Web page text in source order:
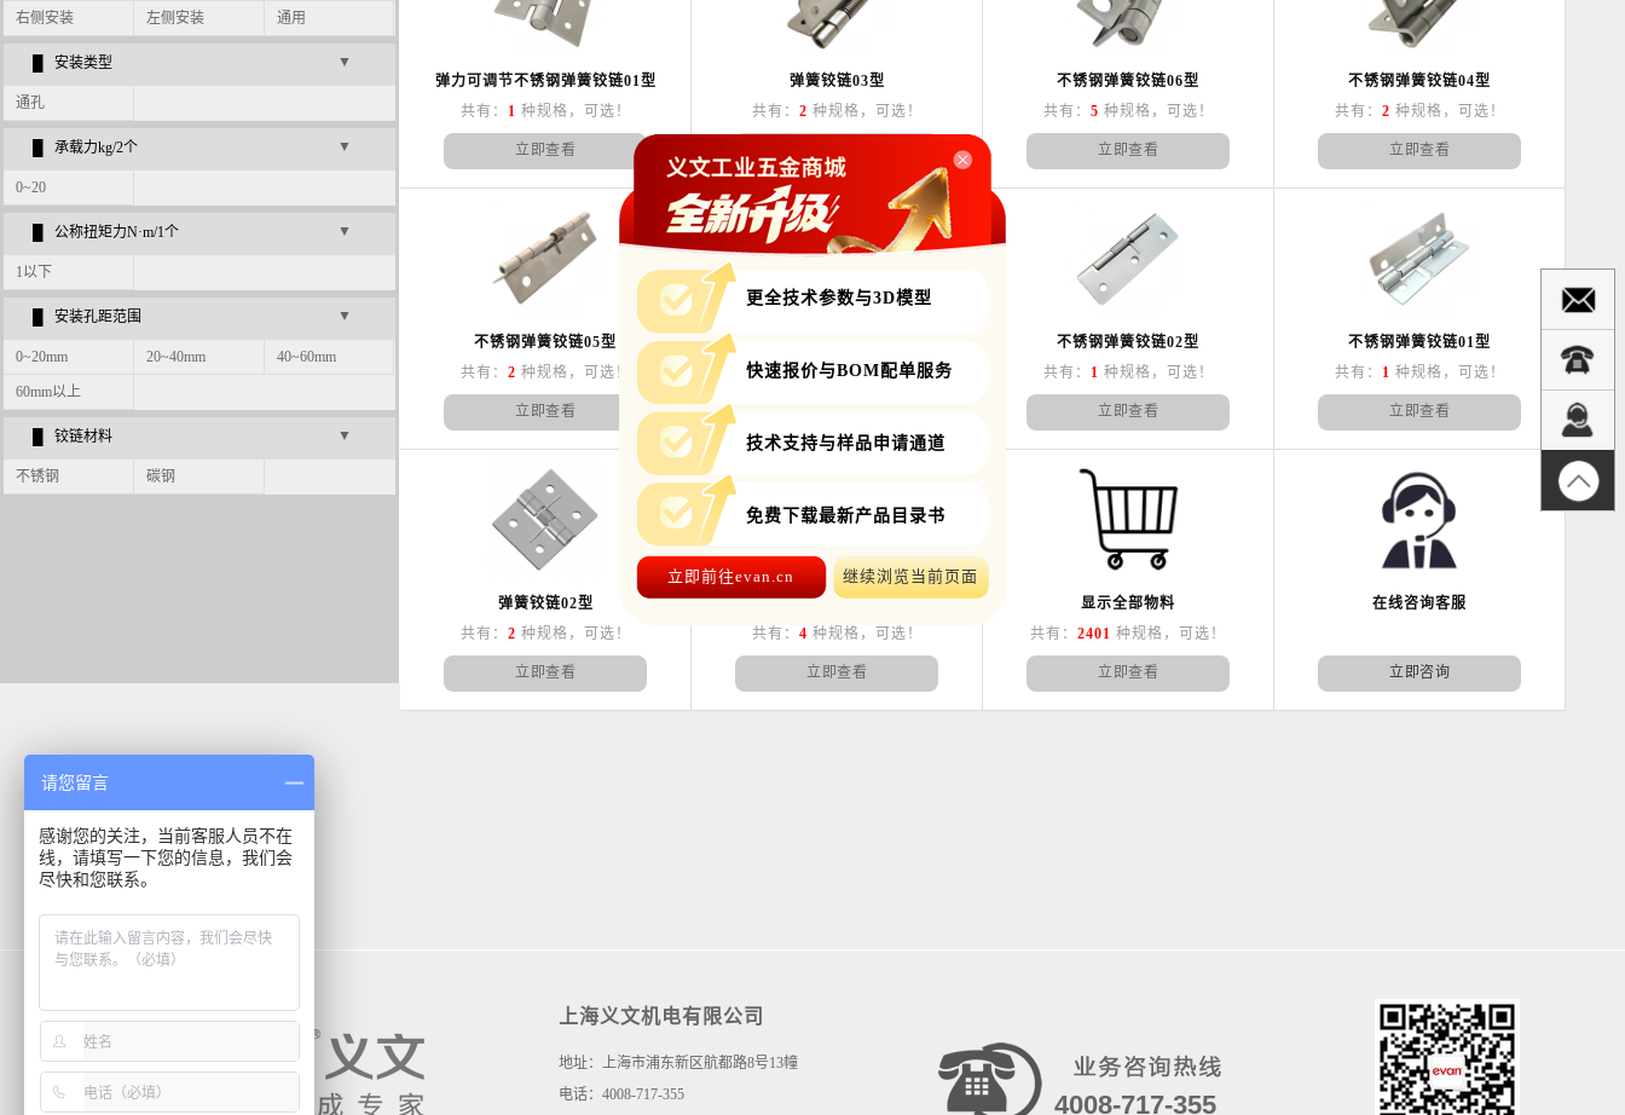
更全技术参数与3D模型
快速报价与BOM配单服务
技术支持与样品申请通道
免费下载最新产品目录书
立即前往evan.cn 继续浏览当前页面
右侧安装 左侧安装 通用
█ 安装类型 ▼
通孔
█ 承载力kg/2个 ▼
0~20
█ 公称扭矩力N·m/1个 ▼
1以下
█ 安装孔距范围 ▼
0~20mm 20~40mm 40~60mm
60mm以上
█ 铰链材料 ▼
不锈钢 碳钢
弹力可调节不锈钢弹簧铰链01型
共有：
1 种规格，可选！
立即查看
弹簧铰链03型
共有： 2 种规格，可选！
不锈钢弹簧铰链06型
共有： 5 种规格，可选！
立即查看
不锈钢弹簧铰链04型
共有： 2 种规格，可选！
立即查看
不锈钢弹簧铰链05型
共有： 2 种规格，可选！
立即查看
共有：2种规格，可选！
不锈钢弹簧铰链02型
共有：
1 种规格，可选！
立即查看
不锈钢弹簧铰链01型
共有：
1 种规格，可选！
立即查看
弹簧铰链02型
共有： 2 种规格，可选！
立即查看
弹簧铰链01型
共有： 4 种规格，可选！
立即查看
显示全部物料
共有： 2401 种规格，可选！
立即查看
在线咨询客服
立即咨询
上海义文机电有限公司
地址：上海市浦东新区航都路8号13幢
电话：4008-717-355
4008-717-355
请您留言
感谢您的关注，当前客服人员不在
线，请填写一下您的信息，我们会
尽快和您联系。